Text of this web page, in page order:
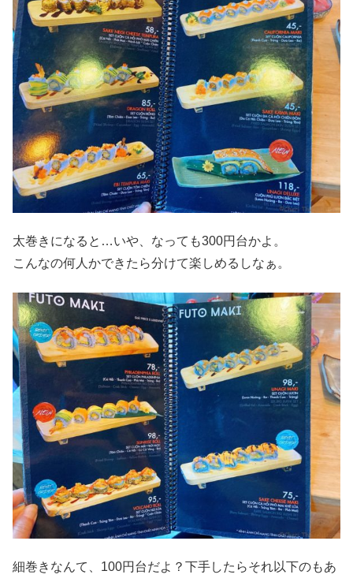
太巻きになると…いや、なっても300円台かよ。
こんなの何人かできたら分けて楽しめるしなぁ。
細巻きなんて、100円台だよ？下手したらそれ以下のもあ